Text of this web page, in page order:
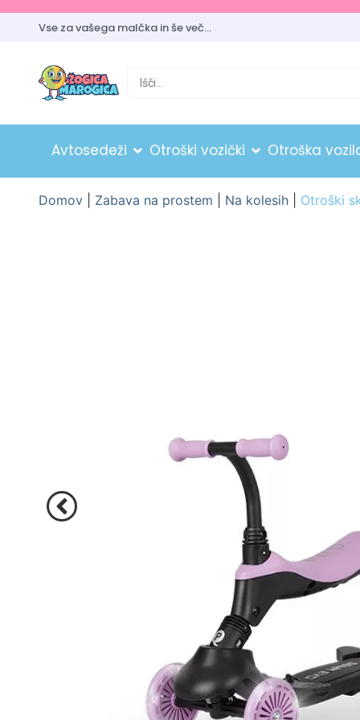
Vse za vašega malčka in še več…
Avtosedeži Otroški vozički Otroška
Domov Zabava na prostem Na kolesih Otroški